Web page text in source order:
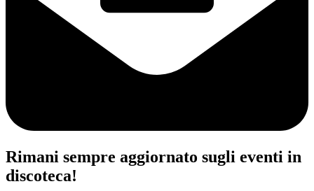
Rimani sempre aggiornato sugli eventi in
discoteca!